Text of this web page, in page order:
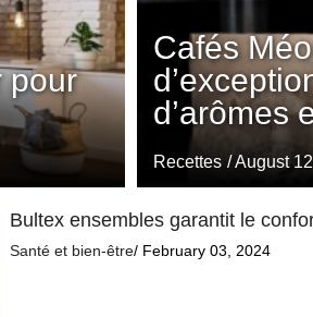
Cafés
d’arômes
Recettes / August
pour
Bultex ensembles garantit le
Santé et bien-être/ February 03, 2024